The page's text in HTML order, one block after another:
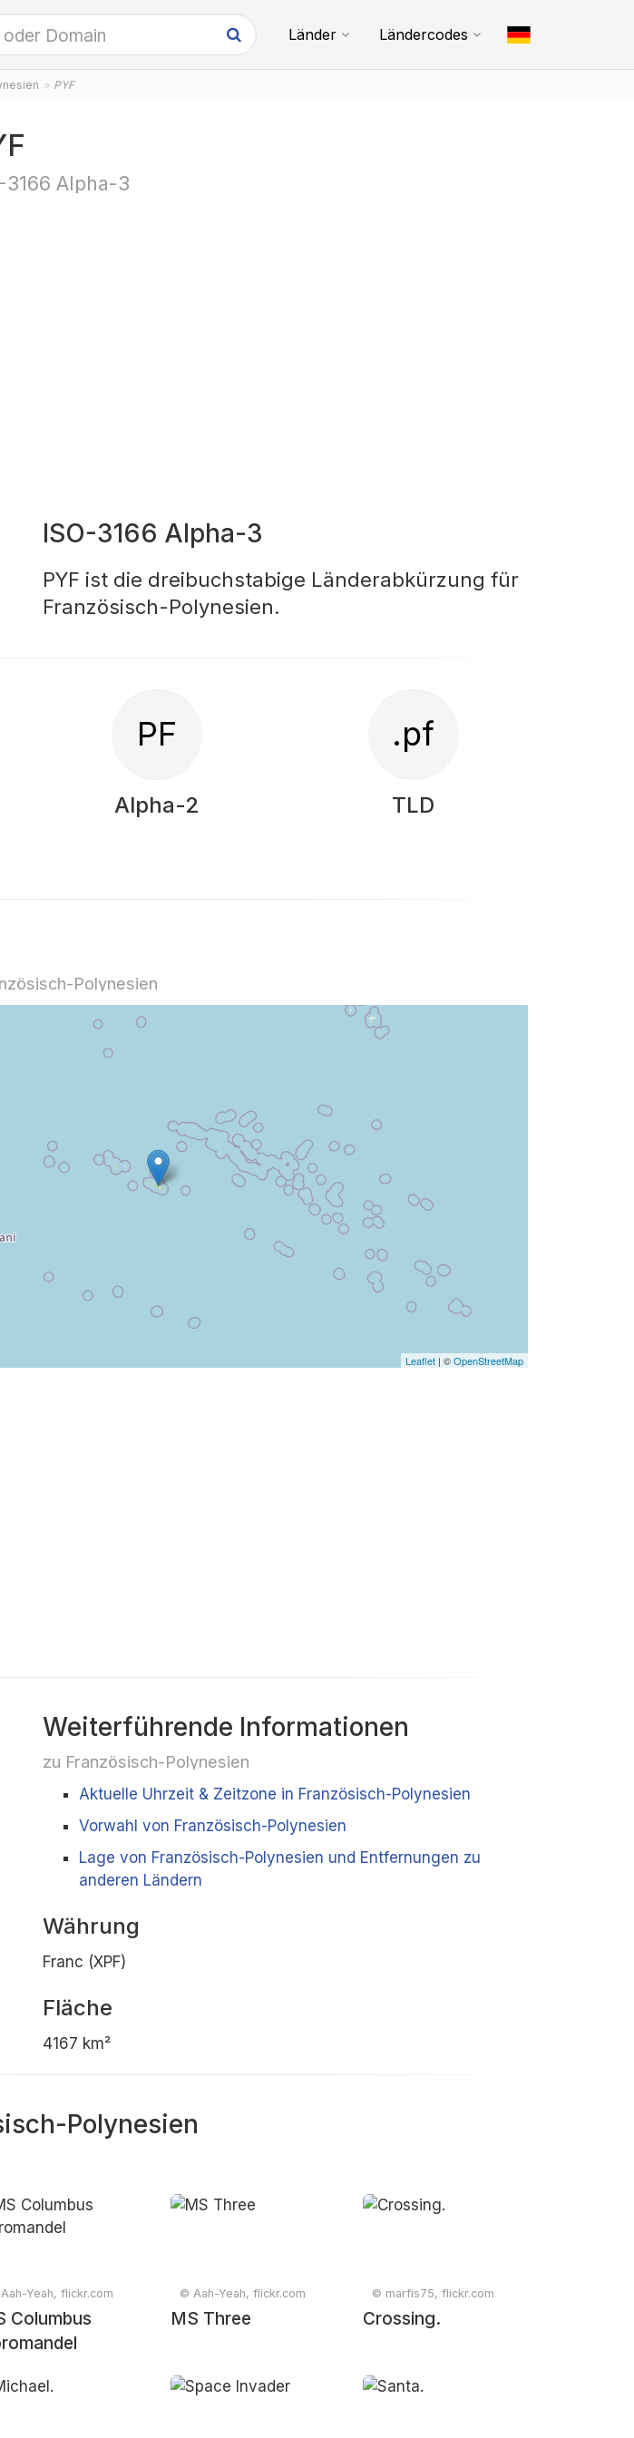
Länder Ländercodes
PYF
Alpha-3
ISO-3166 Alpha-3
PYF ist die dreibuchstabige Länderabkürzung für
Französisch-Polynesien.
PF
Alpha-2
.pf
TLD
Polynesien
Leaflet | ©OpenStreetMap
Weiterführende Informationen
zu Französisch-Polynesien
Aktuelle Uhrzeit & Zeitzone in Französisch-Polynesien
Vorwahl von Französisch-Polynesien
Lage von Französisch-Polynesien und Entfernungen zu
anderen Ländern
Währung
Franc (XPF)
Fläche
4167 km²
Polynesien
Yeah, flickr.com
Columbus
© Aah-Yeah, flickr.com
MS Three
© marfis75, flickr.com
Crossing.